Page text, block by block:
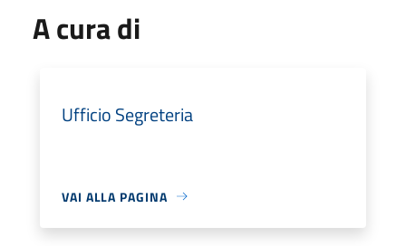
A cura di
Ufficio Segreteria
VAI ALLA PAGINA